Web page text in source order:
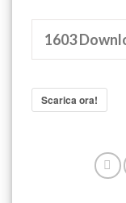
1603
Scarica ora!